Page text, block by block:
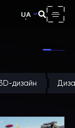
UA
дизайн